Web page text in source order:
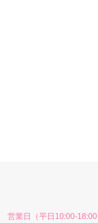
営業日（平日10:00-18:00